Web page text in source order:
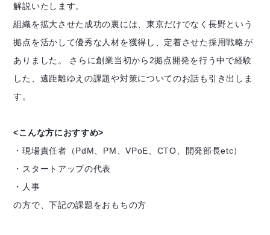
解説いたします。
組織を拡大させた成功の裏には、東京だけでなく長野という
拠点を活かして優秀な人材を獲得し、定着させた採用戦略が
ありました。 さらに創業当初から2拠点開発を行う中で経験
した、遠距離ゆえの課題や対策についてのお話も引き出しま
す。
<こんな方におすすめ>
・現場責任者（PdM、PM、VPoE、CTO、開発部長etc）
・スタートアップの代表
・人事
の方で、下記の課題をおもちの方